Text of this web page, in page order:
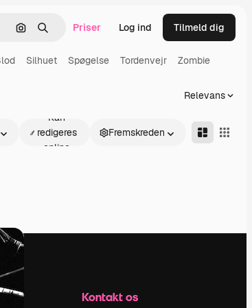
Søg efter billede
Søge Priser Log ind Tilmeld dig
Silhuet Spøgelse Tordenvejr Zombie
Relevans
Kan
redigeres
online
Fremskreden
Kontakt os